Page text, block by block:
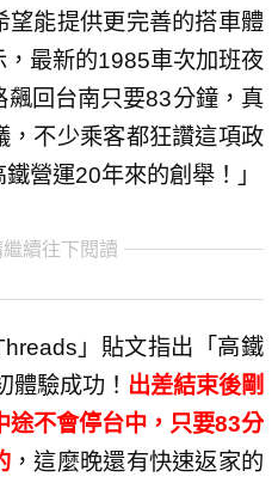
望能提供更完善的搭車體
最新的1985車次加班夜
回台南只要83分鐘，真
，不少乘客都狂讚這項政
營運20年來的創舉！」
續往下閱讀
」貼文指出「高鐵
體驗成功！ 出差結束後剛
途不會停台中，只要83分
，這麼晚還有快速返家的